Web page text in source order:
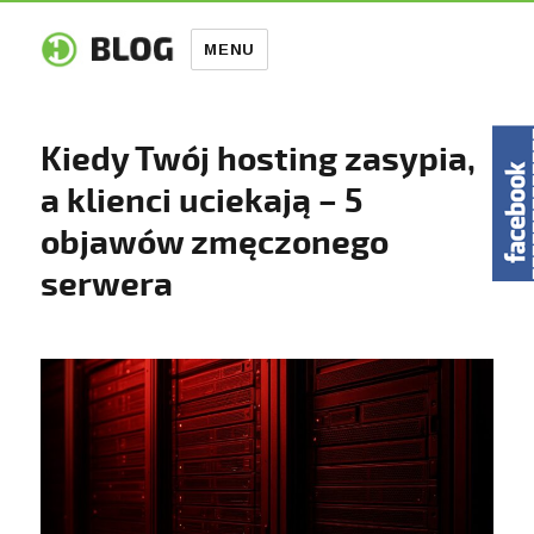
MENU
Kiedy Twój hosting zasypia,
a klienci uciekają – 5
objawów zmęczonego
serwera